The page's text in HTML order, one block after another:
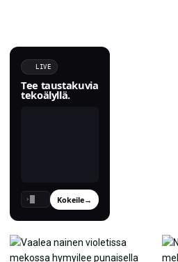
LIVE
Tee taustakuvia
tekoälyllä.
› Kokeile